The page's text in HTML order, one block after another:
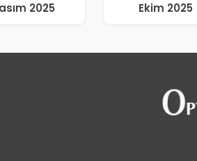
2025 Ekim 2025